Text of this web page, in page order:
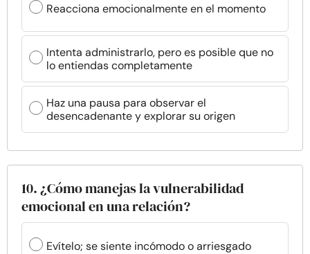
Reacciona emocionalmente en el momento
Intenta administrarlo, pero es posible que no
lo entiendas completamente
Haz una pausa para observar el
desencadenante y explorar su origen
10. ¿Cómo manejas la vulnerabilidad
emocional en una relación?
Evítelo; se siente incómodo o arriesgado